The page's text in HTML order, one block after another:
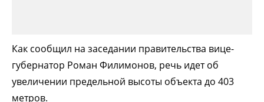
Как сообщил на заседании правительства вице-
губернатор Роман Филимонов, речь идет об
увеличении предельной высоты объекта до 403
метров.